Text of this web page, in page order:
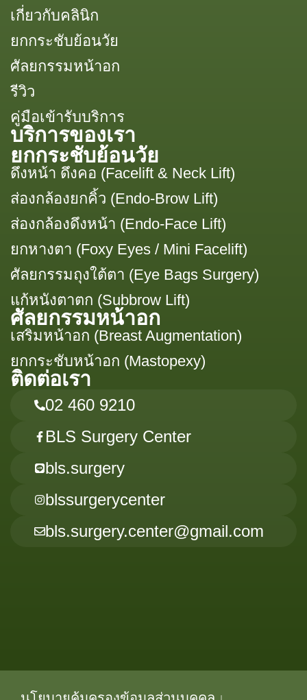
เกี่ยวกับคลินิก
ยกกระชับย้อนวัย
ศัลยกรรมหน้าอก
รีวิว
คู่มือเข้ารับบริการ
บริการของเรา
ยกกระชับย้อนวัย
ดึงหน้า ดึงคอ (Facelift & Neck Lift)
ส่องกล้องยกคิ้ว (Endo-Brow Lift)
ส่องกล้องดึงหน้า (Endo-Face Lift)
ยกหางตา (Foxy Eyes / Mini Facelift)
ศัลยกรรมถุงใต้ตา (Eye Bags Surgery)
แก้หนังตาตก (Subbrow Lift)
ศัลยกรรมหน้าอก
เสริมหน้าอก (Breast Augmentation)
ยกกระชับหน้าอก (Mastopexy)
ติดต่อเรา
02 460 9210
BLS Surgery Center
bls.surgery
blssurgerycenter
bls.surgery.center@gmail.com